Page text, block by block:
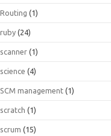
Routing (1)
ruby (24)
scanner (1)
science (4)
SCM management (1)
scratch (1)
scrum (15)